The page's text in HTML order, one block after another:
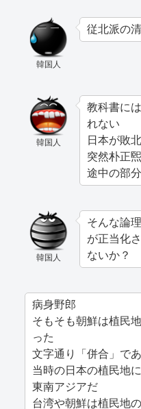
韓国人
従北派の
韓国人
教科書に
れない
日本が敗
突然朴正
途中の部
韓国人
そんな論
が正当化
ないか？
病身野郎
そもそも朝鮮は植民
った
文字通り「併合」で
当時の日本の植民地
東南アジアだ
台湾や朝鮮は植民地